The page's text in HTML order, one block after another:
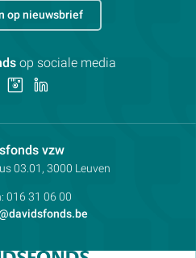
vzwContactpersoon:
03.01, 3000 Leuven
016 31 06 00
op nieuwsbrief
op sociale media
Volg Volg